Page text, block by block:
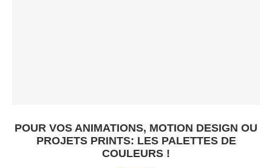
POUR VOS ANIMATIONS, MOTION DESIGN OU
PROJETS PRINTS: LES PALETTES DE
COULEURS !